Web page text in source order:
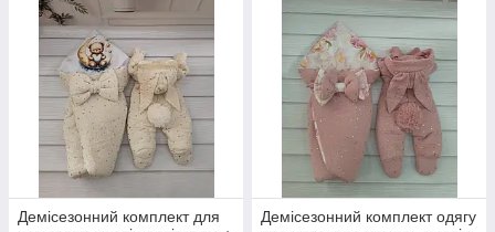
Демісезонний комплект для
Демісезонний комплект одягу